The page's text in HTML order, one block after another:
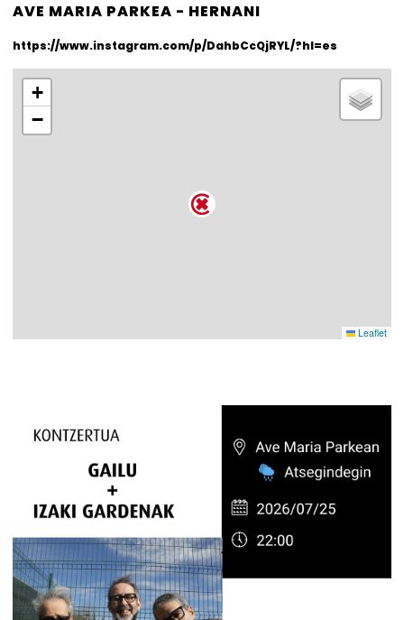
AVE MARIA PARKEA - HERNANI
https://www.instagram.com/p/DahbCcQjRYL/?hl=es
+
−
Leaflet